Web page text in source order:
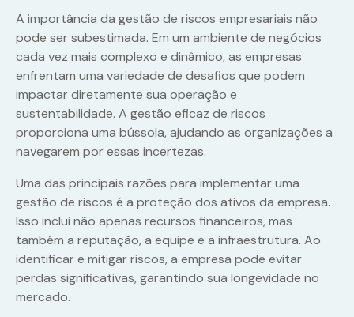
A importância da gestão de riscos empresariais não
pode ser subestimada. Em um ambiente de negócios
cada vez mais complexo e dinâmico, as empresas
enfrentam uma variedade de desafios que podem
impactar diretamente sua operação e
sustentabilidade. A gestão eficaz de riscos
proporciona uma bússola, ajudando as organizações a
navegarem por essas incertezas.
Uma das principais razões para implementar uma
gestão de riscos é a proteção dos ativos da empresa.
Isso inclui não apenas recursos financeiros, mas
também a reputação, a equipe e a infraestrutura. Ao
identificar e mitigar riscos, a empresa pode evitar
perdas significativas, garantindo sua longevidade no
mercado.